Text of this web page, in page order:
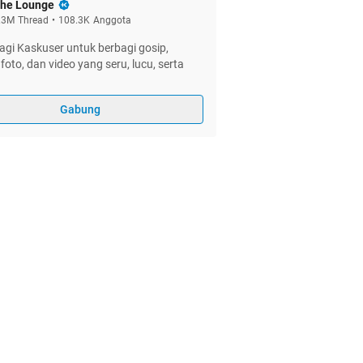
Lounge
Thread • 108.3K Anggota
Kaskuser untuk berbagi gosip,
dan video yang seru, lucu, serta
Gabung